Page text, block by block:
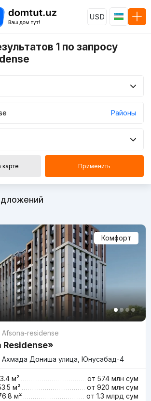
USD
1 по запросу
Районы
карте Применить
Комфорт
Afsona-residense
Ахмада Дониша улица, Юнусабад-4
м² от 574 млн сум
м² от 920 млн сум
м² от 1.3 млрд сум